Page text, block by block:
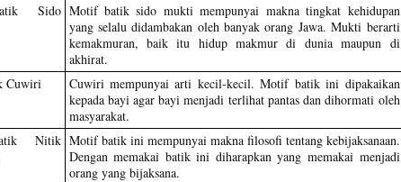
Sido Motif batik sido mukti mempunyai makna tingkat kehidupan
yang selalu didambakan oleh banyak orang Jawa. Mukti berarti
kemakmuran, baik itu hidup makmur di dunia maupun di
akhirat.
Cuwiri
Cuwiri mempunyai arti kecil-kecil. Motif batik ini dipakaikan
kepada bayi agar bayi menjadi terlihat pantas dan dihormati oleh
masyarakat.
Nitik Motif batik ini mempunyai makna filosofi tentang kebijaksanaan.
Dengan memakai batik ini diharapkan yang memakai menjadi
orang yang bijaksana.